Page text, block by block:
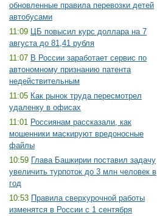
обновленные правила перевозки детей
автобусами
11:09 ЦБ повысил курс доллара на 7
августа до 81,41 рубля
11:07 В России заработает сервис по
автономному признанию патента
недействительным
11:05 Как рынок труда пересмотрел
удаленку в офисах
11:01 Россиянам рассказали, как
мошенники маскируют вредоносные
файлы
10:59 Глава Башкирии поставил задачу
увеличить турпоток до 3 млн человек в
год
10:53 Правила сверхурочной работы
изменятся в России с 1 сентября